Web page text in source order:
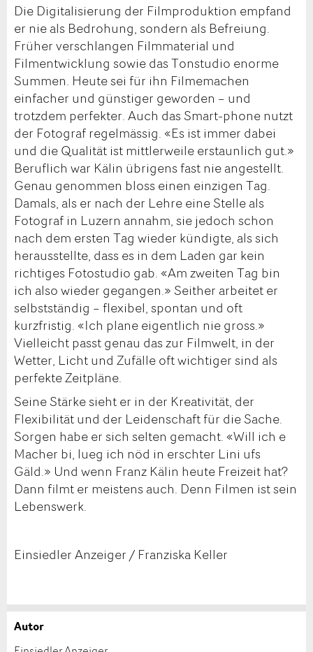
Die Digitalisierung der Filmproduktion empfand
er nie als Bedrohung, sondern als Befreiung.
Früher verschlangen Filmmaterial und
Filmentwicklung sowie das Tonstudio enorme
Summen. Heute sei für ihn Filmemachen
einfacher und günstiger geworden – und
trotzdem perfekter. Auch das Smart-phone nutzt
der Fotograf regelmässig. «Es ist immer dabei
und die Qualität ist mittlerweile erstaunlich gut.»
Beruflich war Kälin übrigens fast nie angestellt.
Genau genommen bloss einen einzigen Tag.
Damals, als er nach der Lehre eine Stelle als
Fotograf in Luzern annahm, sie jedoch schon
nach dem ersten Tag wieder kündigte, als sich
herausstellte, dass es in dem Laden gar kein
richtiges Fotostudio gab. «Am zweiten Tag bin
ich also wieder gegangen.» Seither arbeitet er
selbstständig – flexibel, spontan und oft
kurzfristig. «Ich plane eigentlich nie gross.»
Vielleicht passt genau das zur Filmwelt, in der
Wetter, Licht und Zufälle oft wichtiger sind als
perfekte Zeitpläne.
Seine Stärke sieht er in der Kreativität, der
Flexibilität und der Leidenschaft für die Sache.
Sorgen habe er sich selten gemacht. «Will ich e
Macher bi, lueg ich nöd in erschter Lini ufs
Gäld.» Und wenn Franz Kälin heute Freizeit hat?
Dann filmt er meistens auch. Denn Filmen ist sein
Lebenswerk.
Einsiedler Anzeiger / Franziska Keller
Anzeige beanstanden
Anzeige weiterempfehlen
Autor